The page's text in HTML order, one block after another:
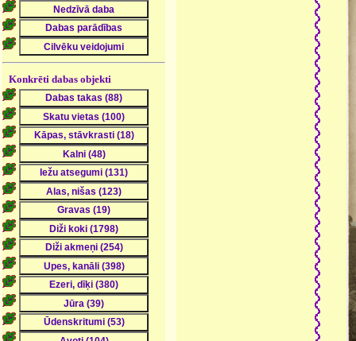
Konkrēti dabas objekti